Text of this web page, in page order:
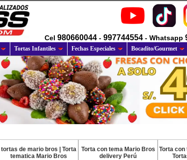
Cel 980660044 - 997744554 - Whatsapp
Tortas Infantiles Fechas Especiales Bocadito/Gourmet
tortas de mario bros | Torta
tematica Mario Bros
Torta con tema Mario Bros
delivery Perú
Torta con